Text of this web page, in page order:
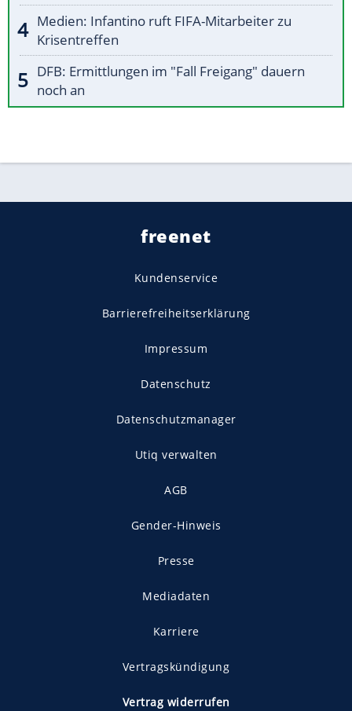
Medien: Infantino ruft FIFA-Mitarbeiter zu
Krisentreffen
DFB: Ermittlungen im "Fall Freigang" dauern
noch an
freenet
Kundenservice
Barrierefreiheitserklärung
Impressum
Datenschutz
Datenschutzmanager
Utiq verwalten
AGB
Gender-Hinweis
Presse
Mediadaten
Karriere
Vertragskündigung
Vertrag widerrufen